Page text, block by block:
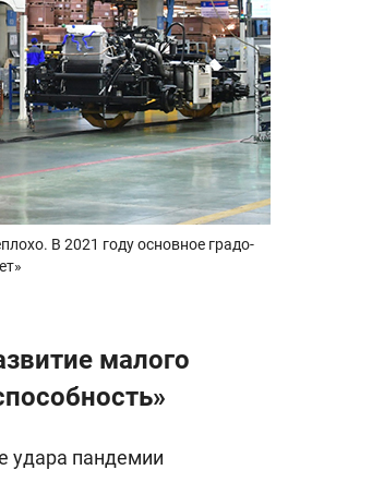
В 2021 году основное градо-
малого
удара пандемии